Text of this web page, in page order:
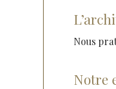
Nous
Notre